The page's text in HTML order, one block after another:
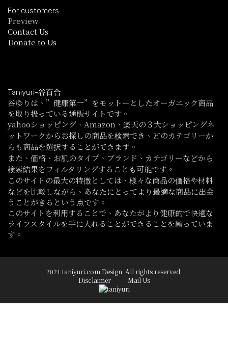
For customers
Preview
Contact Us
Donate to Us
Taniyuri-谷百合
谷ゆりは、”健康第一”をモットーとしたオーガニック商品
を取り扱っている通販サイトです。
yahooショッピング、Amazon、楽天の３大ショッピングネ
ットワークからお探しの商品を検索でき、どのカテゴリーか
らも商品を選択することができます。
また、価格、お肌のタイプ、ブランド、カテゴリーなどから
検索結果をフィルタリングすることも可能です。
このサイトの最大の特徴としては、様々な商品の価格や材料
などを比較しながら、あなたにとってより最適な商品に出会
うことがきるという点です。
このサイトを利用することで、あなたがより健康的で快適な
ライフスタイルを手に入れることができることを願っていま
す。
2021 taniyuri.com Design. All rights reserved.
Disclaimer
Mail Us